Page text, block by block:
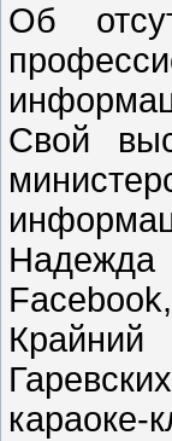
Об
Свой
Крайний
караоке-